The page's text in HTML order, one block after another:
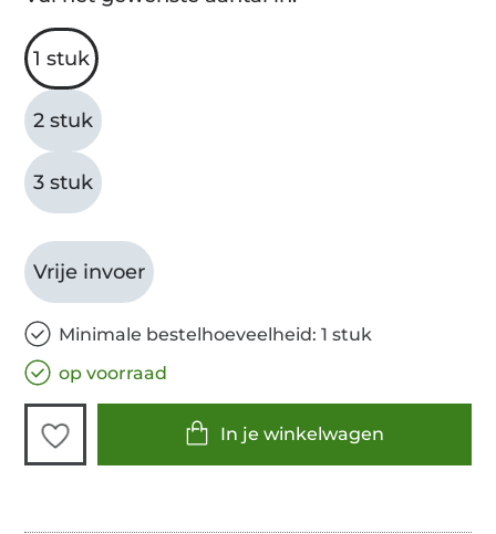
1 stuk
2 stuk
3 stuk
Vrije invoer
Minimale bestelhoeveelheid: 1 stuk
op voorraad
In je winkelwagen